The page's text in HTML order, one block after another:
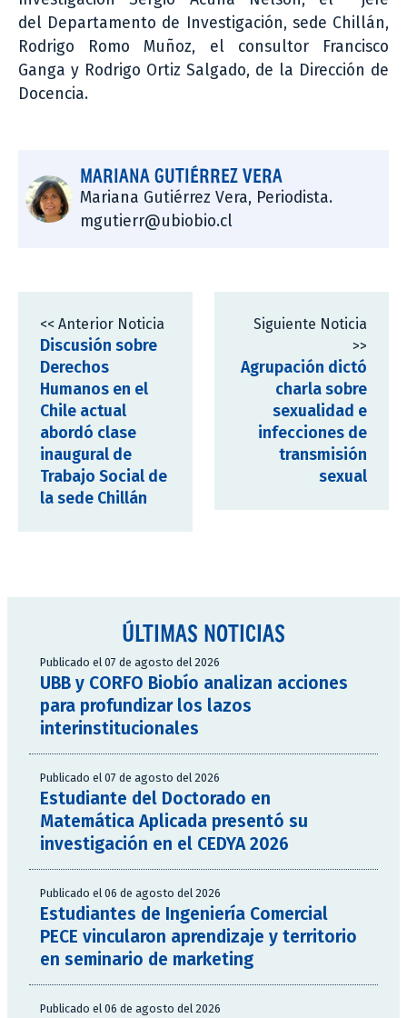
del Departamento de Investigación, sede Chillán,
Rodrigo Romo Muñoz, el consultor Francisco
Ganga y Rodrigo Ortiz Salgado, de la Dirección de
Docencia.
MARIANA GUTIÉRREZ VERA
Mariana Gutiérrez Vera, Periodista.
mgutierr@ubiobio.cl
<< Anterior Noticia
Discusión sobre
Derechos
Humanos en el
Chile actual
abordó clase
inaugural de
Trabajo Social de
la sede Chillán
Siguiente Noticia
>>
Agrupación dictó
charla sobre
sexualidad e
infecciones de
transmisión
sexual
ÚLTIMAS NOTICIAS
Publicado el 07 de agosto del 2026
UBB y CORFO Biobío analizan acciones
para profundizar los lazos
interinstitucionales
Publicado el 07 de agosto del 2026
Estudiante del Doctorado en
Matemática Aplicada presentó su
investigación en el CEDYA 2026
Publicado el 06 de agosto del 2026
Estudiantes de Ingeniería Comercial
PECE vincularon aprendizaje y territorio
en seminario de marketing
Publicado el 06 de agosto del 2026